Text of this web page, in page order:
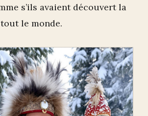
s’ils avaient découvert la
le monde.